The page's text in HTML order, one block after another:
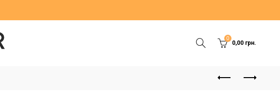
0
0,00грн.